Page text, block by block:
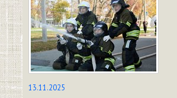
13.11.2025